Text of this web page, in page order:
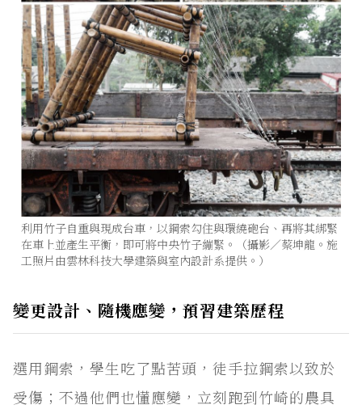
利用竹子自重與現成台車，以鋼索勾住與環繞砲台、再將其綁緊
在車上並產生平衡，即可將中央竹子繃緊。（攝影／蔡坤龍。施
工照片由雲林科技大學建築與室內設計系提供。）
變更設計、隨機應變，預習建築歷程
選用鋼索，學生吃了點苦頭，徒手拉鋼索以致於
受傷；不過他們也懂應變，立刻跑到竹崎的農具